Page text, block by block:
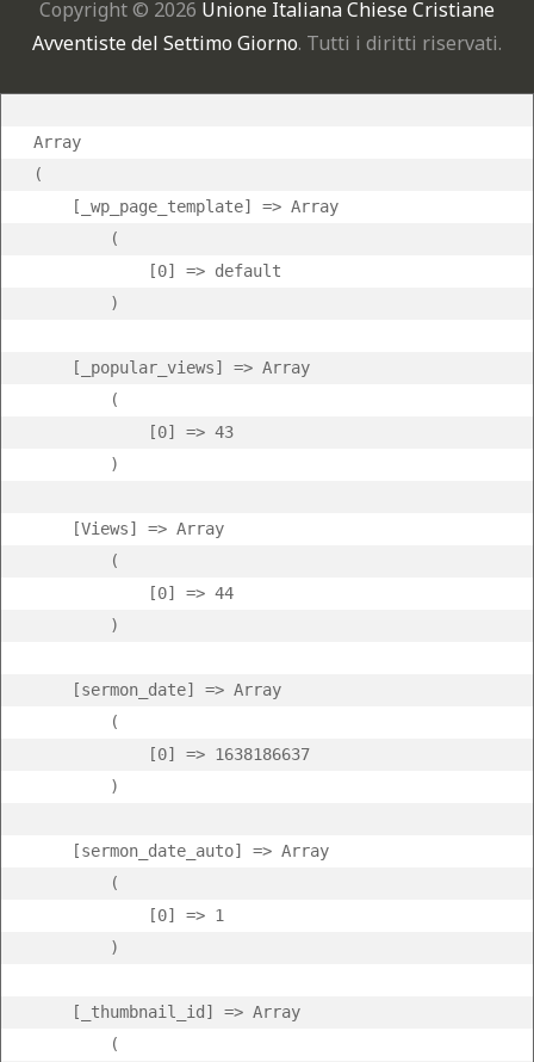
Copyright © 2026 Unione Italiana Chiese Cristiane
Avventiste del Settimo Giorno. Tutti i diritti riservati.
Array
(
    [_wp_page_template] => Array
        (
            [0] => default
        )
    [_popular_views] => Array
        (
            [0] => 43
        )
    [Views] => Array
        (
            [0] => 44
        )
    [sermon_date] => Array
        (
            [0] => 1638186637
        )
    [sermon_date_auto] => Array
        (
            [0] => 1
        )
    [_thumbnail_id] => Array
        (